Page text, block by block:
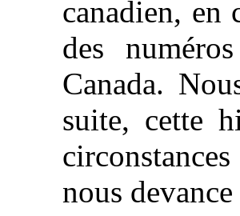
canadien, en
des
Canada.
suite, cette
nous